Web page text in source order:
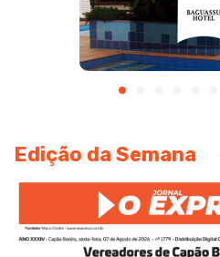
Edição da Semana